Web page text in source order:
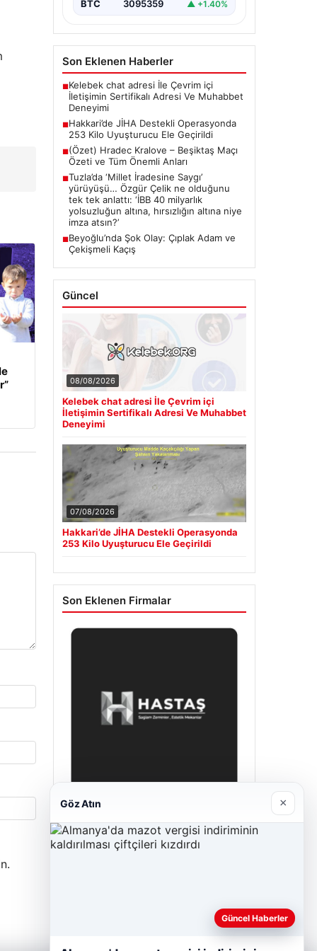
BTC 3095359 ▲ +1.40%
Son Eklenen Haberler
■Kelebek chat adresi İle Çevrim içi
İletişimin Sertifikalı Adresi Ve Muhabbet
Deneyimi
■Hakkari’de JİHA Destekli Operasyonda
253 Kilo Uyuşturucu Ele Geçirildi
■(Özet) Hradec Kralove – Beşiktaş Maçı
Özeti ve Tüm Önemli Anları
■Tuzla’da ‘Millet İradesine Saygı’
yürüyüşü… Özgür Çelik ne olduğunu
tek tek anlattı: ‘İBB 40 milyarlık
yolsuzluğun altına, hırsızlığın altına niye
imza atsın?’
■Beyoğlu’nda Şok Olay: Çıplak Adam ve
Çekişmeli Kaçış
Güncel
08/08/2026
Kelebek chat adresi İle Çevrim içi
İletişimin Sertifikalı Adresi Ve Muhabbet
Deneyimi
07/08/2026
Hakkari’de JİHA Destekli Operasyonda
253 Kilo Uyuşturucu Ele Geçirildi
Son Eklenen Firmalar
26/05/2026
Göz Atın ×
Güncel Haberler